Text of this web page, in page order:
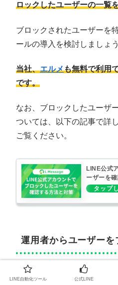
ロックしたユーザーの一覧
ブロックされたユーザーを
ールの導入を検討しましょう
当社、エルメも無料で利用
です。
なお、ブロックしたユーザ
ついては、以下の記事で詳
ご覧ください。
LINE公式
ーザーを
運用者からユーザーを
結論から言うと、LINE公
LINE自動化ツール 公式LINE